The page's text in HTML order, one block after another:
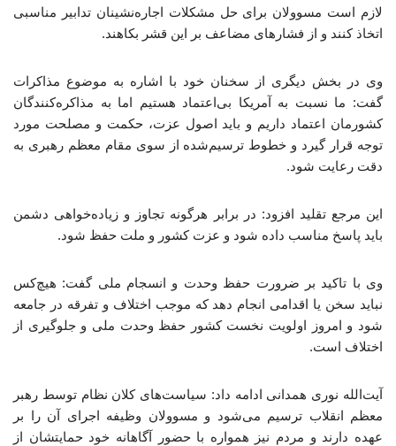
لازم است مسوولان برای حل مشکلات اجاره‌نشینان تدابیر مناسبی
اتخاذ کنند و از فشارهای مضاعف بر این قشر بکاهند.
وی در بخش دیگری از سخنان خود با اشاره به موضوع مذاکرات
گفت: ما نسبت به آمریکا بی‌اعتماد هستیم اما به مذاکره‌کنندگان
کشورمان اعتماد داریم و باید اصول عزت، حکمت و مصلحت مورد
توجه قرار گیرد و خطوط ترسیم‌شده از سوی مقام معظم رهبری به
دقت رعایت شود.
این مرجع تقلید افزود: در برابر هرگونه تجاوز و زیاده‌خواهی دشمن
باید پاسخ مناسب داده شود و عزت کشور و ملت حفظ شود.
وی با تاکید بر ضرورت حفظ وحدت و انسجام ملی گفت: هیچ‌کس
نباید سخن یا اقدامی انجام دهد که موجب اختلاف و تفرقه در جامعه
شود و امروز اولویت نخست کشور حفظ وحدت ملی و جلوگیری از
اختلاف است.
آیت‌الله نوری همدانی ادامه داد: سیاست‌های کلان نظام توسط رهبر
معظم انقلاب ترسیم می‌شود و مسوولان وظیفه اجرای آن را بر
عهده دارند و مردم نیز همواره با حضور آگاهانه خود حمایتشان از